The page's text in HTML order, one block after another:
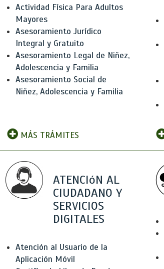
Actividad Física Para Adultos
Mayores
Asesoramiento Jurídico
Integral y Gratuito
Asesoramiento Legal de Niñez,
Adolescencia y Familia
Asesoramiento Social de
Niñez, Adolescencia y Familia
MÁS TRÁMITES
ATENCIóN AL
CIUDADANO Y
SERVICIOS
DIGITALES
Atención al Usuario de la
Aplicación Móvil